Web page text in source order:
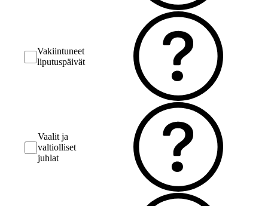
Vakiintuneet
liputuspäivät
Vaalit ja
valtiolliset
juhlat